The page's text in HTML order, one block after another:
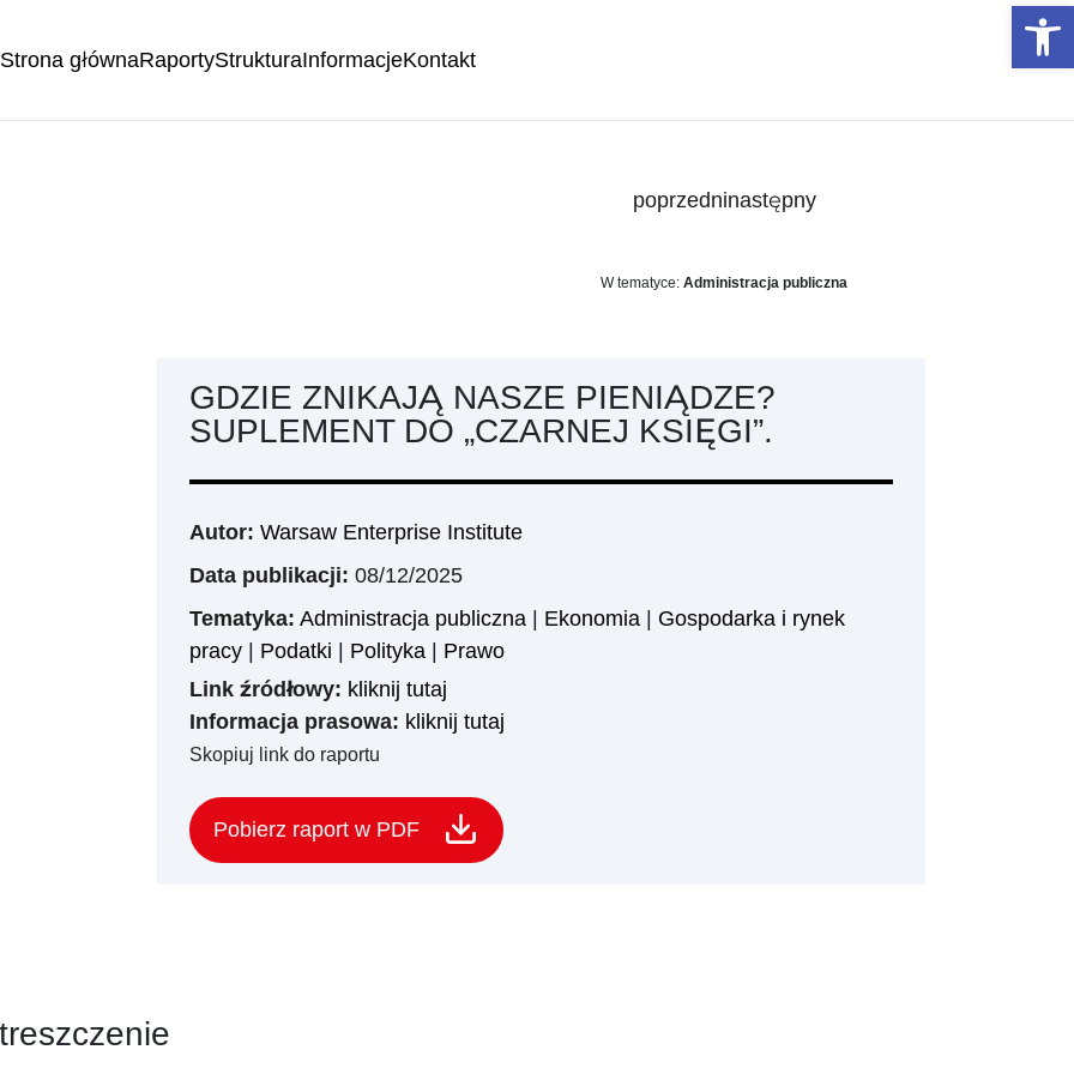
Strona głównaRaportyStrukturaInformacjeKontakt
poprzedninastępny
W tematyce: Administracja publiczna
GDZIE ZNIKAJĄ NASZE PIENIĄDZE?
SUPLEMENT DO „CZARNEJ KSIĘGI”.
Autor: Warsaw Enterprise Institute
Data publikacji: 08/12/2025
Tematyka: Administracja publiczna| Ekonomia| Gospodarka i rynek
pracy| Podatki | Polityka| Prawo
Link źródłowy: kliknij tutaj
Informacja prasowa: kliknij tutaj
Skopiuj link do raportu
Pobierz raport w PDF